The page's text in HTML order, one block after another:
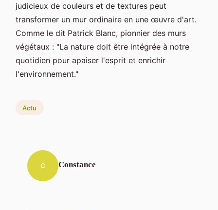
judicieux de couleurs et de textures peut
transformer un mur ordinaire en une œuvre d'art.
Comme le dit Patrick Blanc, pionnier des murs
végétaux : "La nature doit être intégrée à notre
quotidien pour apaiser l'esprit et enrichir
l'environnement."
Actu
C Constance